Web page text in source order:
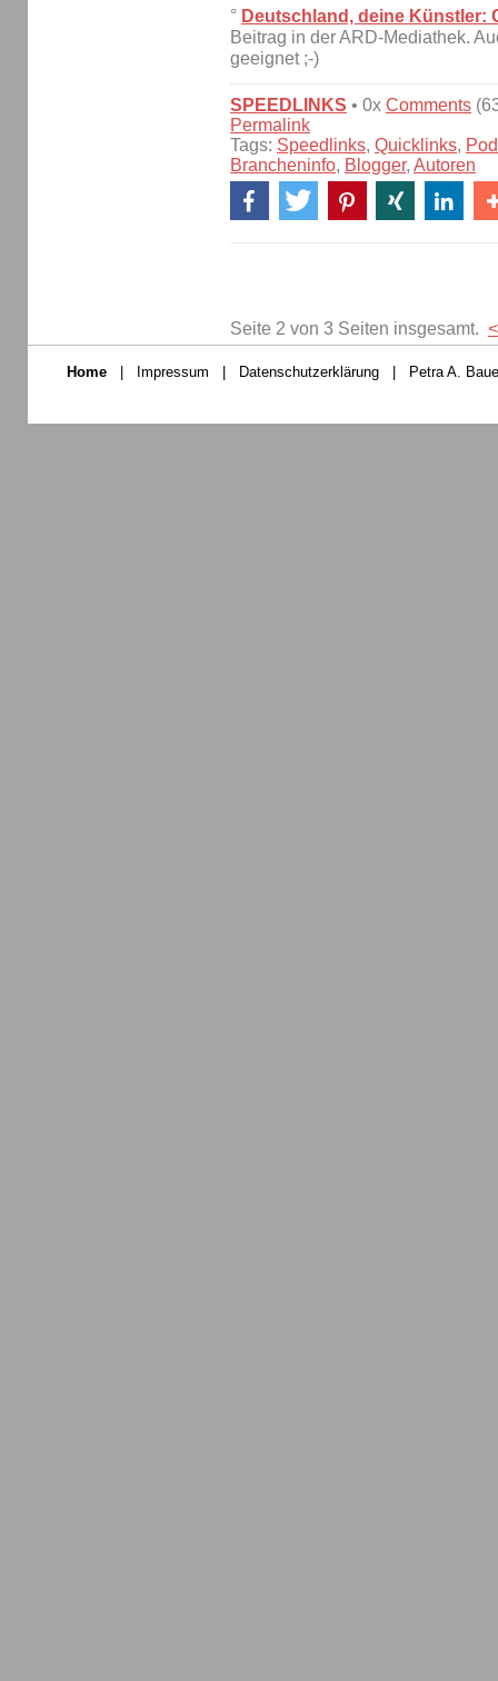
° Deutschland, deine Künstler:
Beitrag in der ARD-Mediathek.
geeignet ;-)
SPEEDLINKS • 0x Comments
Permalink
Tags: Speedlinks, Quicklinks,
Brancheninfo, Blogger, Autoren
Seite 2 von 3 Seiten insgesamt. <
Home | Impressum | Datenschutzerklärung | Petra A.